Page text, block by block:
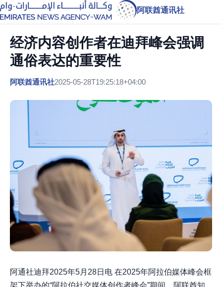
阿联酋通讯社
经济内容创作者在迪拜峰会强调
通俗表达的重要性
阿联酋通讯社2025-05-28T19:25:18+04:00
阿通社迪拜2025年5月28日电 在2025年阿拉伯媒体峰会框
架下举办的“阿拉伯社交媒体创作者峰会”期间，阿联酋知